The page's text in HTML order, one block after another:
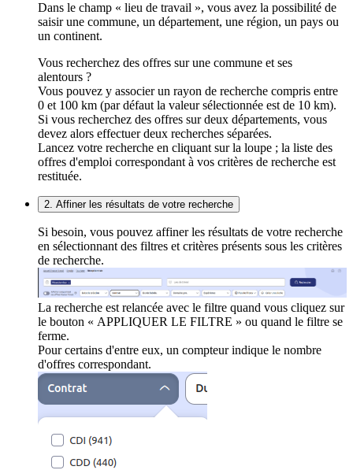
Dans le champ « lieu de travail », vous avez la possibilité de
saisir une commune, un département, une région, un pays ou
un continent.
Vous recherchez des offres sur une commune et ses
alentours ?
Vous pouvez y associer un rayon de recherche compris entre
0 et 100 km (par défaut la valeur sélectionnée est de 10 km).
Si vous recherchez des offres sur deux départements, vous
devez alors effectuer deux recherches séparées.
Lancez votre recherche en cliquant sur la loupe ; la liste des
offres d'emploi correspondant à vos critères de recherche est
restituée.
2. Affiner les résultats de votre recherche
Si besoin, vous pouvez affiner les résultats de votre recherche
en sélectionnant des filtres et critères présents sous les critères
de recherche.
La recherche est relancée avec le filtre quand vous cliquez sur
le bouton « APPLIQUER LE FILTRE » ou quand le filtre se
ferme.
Pour certains d'entre eux, un compteur indique le nombre
d'offres correspondant.